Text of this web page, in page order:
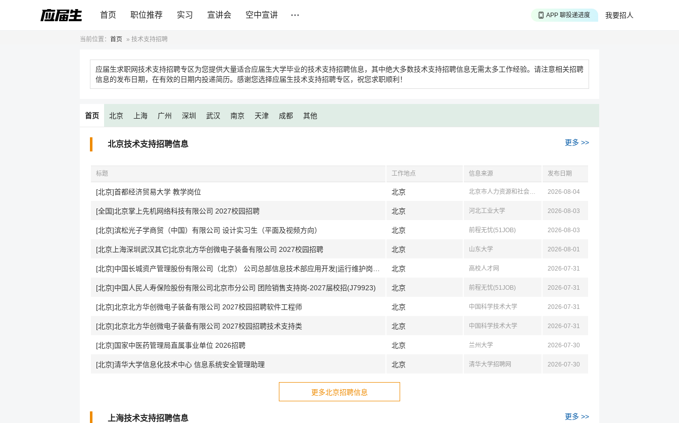
首页 职位推荐 实习 宣讲会 空中宣讲 我要招人
APP 聊投递进度
当前位置： 首页 » 技术支持招聘
应届生求职网技术支持招聘专区为您提供大量适合应届生大学毕业的技术支持招聘信息，其中绝大多数技术支持招聘信息无需太多工作经验。请注意相关招聘
信息的发布日期，在有效的日期内投递简历。感谢您选择应届生技术支持招聘专区，祝您求职顺利！
首页 北京 上海 广州 深圳 武汉 南京 天津 成都 其他
北京技术支持招聘信息 更多 >>
标题 工作地点 信息来源 发布日期
[北京]首都经济贸易大学 教学岗位 北京 北京市人力资源和社会保障局 2026-08-04
[全国]北京掌上先机网络科技有限公司 2027校园招聘 北京 河北工业大学 2026-08-03
[北京]滨松光子学商贸（中国）有限公司 设计实习生（平面及视频方向） 北京 前程无忧(51JOB) 2026-08-03
[北京上海深圳武汉其它]北京北方华创微电子装备有限公司 2027校园招聘 北京 山东大学 2026-08-01
北京 高校人才网 2026-07-31
[北京]中国人民人寿保险股份有限公司北京市分公司 团险销售支持岗-2027届校招(J79923) 北京 前程无忧(51JOB) 2026-07-31
[北京]北京北方华创微电子装备有限公司 2027校园招聘软件工程师 北京 中国科学技术大学 2026-07-31
[北京]北京北方华创微电子装备有限公司 2027校园招聘技术支持类 北京 中国科学技术大学 2026-07-31
[北京]国家中医药管理局直属事业单位 2026招聘 北京 兰州大学 2026-07-30
[北京]清华大学信息化技术中心 信息系统安全管理助理 北京 清华大学招聘网 2026-07-30
更多北京招聘信息
上海技术支持招聘信息 更多 >>